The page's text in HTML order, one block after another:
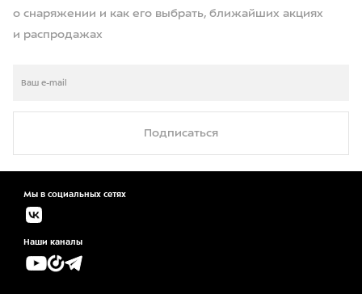
о снаряжении и как его выбрать, ближайших акциях
и распродажах
Подписаться
Мы в социальных сетях
Наши каналы